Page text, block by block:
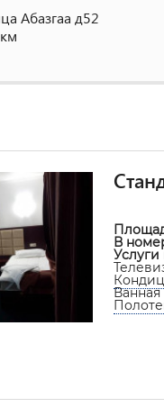
Абазгаа д52
В
Услуги
Ванная